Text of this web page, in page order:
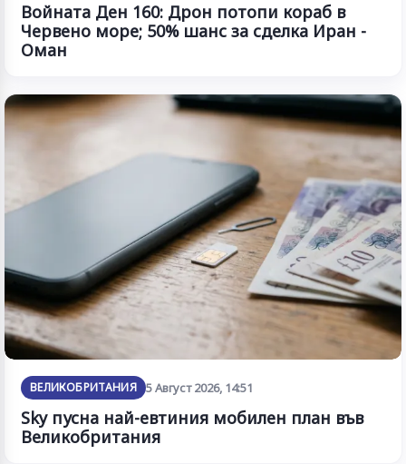
Войната Ден 160: Дрон потопи кораб в
Червено море; 50% шанс за сделка Иран -
Оман
ВЕЛИКОБРИТАНИЯ 5 Август 2026, 14:51
Sky пусна най-евтиния мобилен план във
Великобритания